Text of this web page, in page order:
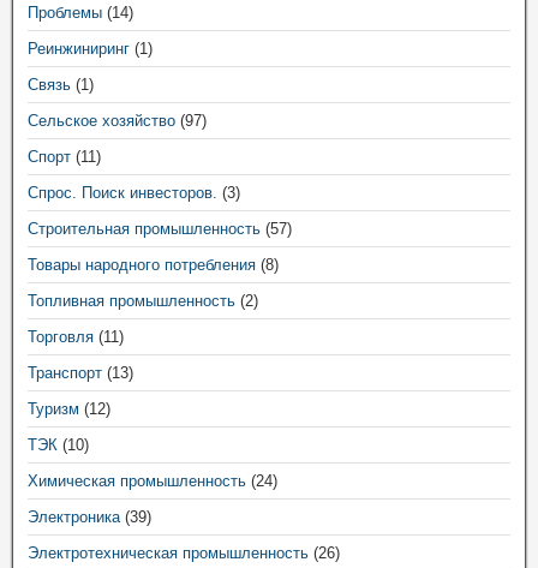
Проблемы (14)
Реинжиниринг (1)
Связь (1)
Сельское хозяйство (97)
Спорт (11)
Спрос. Поиск инвесторов. (3)
Строительная промышленность (57)
Товары народного потребления (8)
Топливная промышленность (2)
Торговля (11)
Транспорт (13)
Туризм (12)
ТЭК (10)
Химическая промышленность (24)
Электроника(39)
Электротехническая промышленность (26)